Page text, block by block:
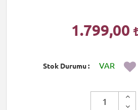
1.799,00
Stok Durumu VAR